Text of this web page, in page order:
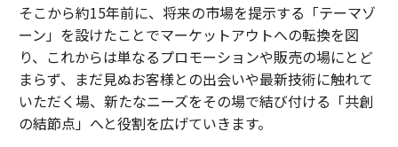
そこから約15年前に、将来の市場を提示する「テーマゾ
ーン」を設けたことでマーケットアウトへの転換を図
り、これからは単なるプロモーションや販売の場にとど
まらず、まだ見ぬお客様との出会いや最新技術に触れて
いただく場、新たなニーズをその場で結び付ける「共創
の結節点」へと役割を広げていきます。